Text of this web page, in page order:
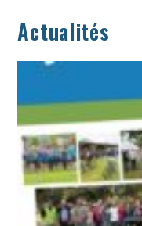
Actualités